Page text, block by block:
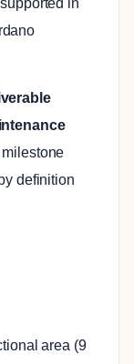
in
definition
area (9